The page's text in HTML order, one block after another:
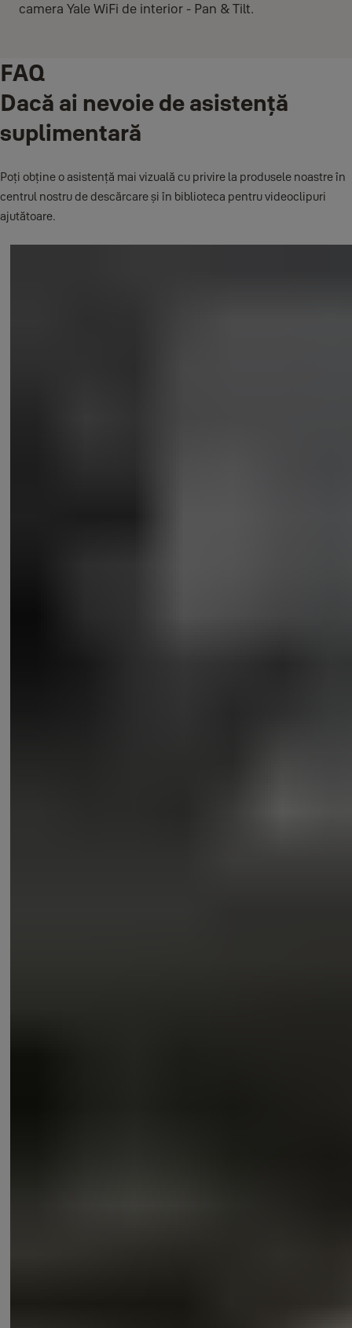
camera Yale WiFi de interior - Pan & Tilt.
FAQ
Dacă ai nevoie de asistență
suplimentară
Poți obține o asistență mai vizuală cu privire la produsele noastre în
centrul nostru de descărcare și în biblioteca pentru videoclipuri
ajutătoare.